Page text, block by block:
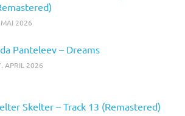
2026
Panteleev – Dreams
APRIL 2026
Skelter – Track 13 (Remastered)